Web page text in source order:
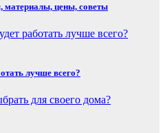
материалы, цены, советы
лучше всего?